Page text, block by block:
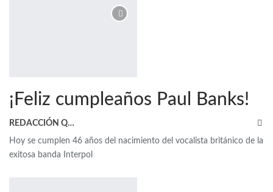
¡Feliz cumpleaños Paul Banks!
REDACCIÓN QRP
Hoy se cumplen 46 años del nacimiento del vocalista británico de la
exitosa banda Interpol